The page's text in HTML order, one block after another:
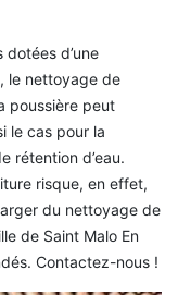
d’une
le nettoyage de
poussière peut
le cas pour la
rétention d’eau.
risque, en effet,
du nettoyage de
de Saint Malo En
Contactez-nous !